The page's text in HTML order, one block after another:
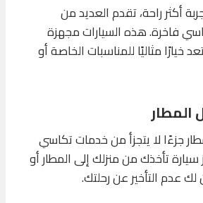
أكثر راحة، تقدم العديد من
فاخرة. هذه السيارات مجهزة
خيارًا مثاليًا للمناسبات الخاصة أو
جزءًا لا يتجزأ من خدمات تكاسي
تأخذك من منزلك إلى المطار أو
عدم التأخير عن رحلتك.